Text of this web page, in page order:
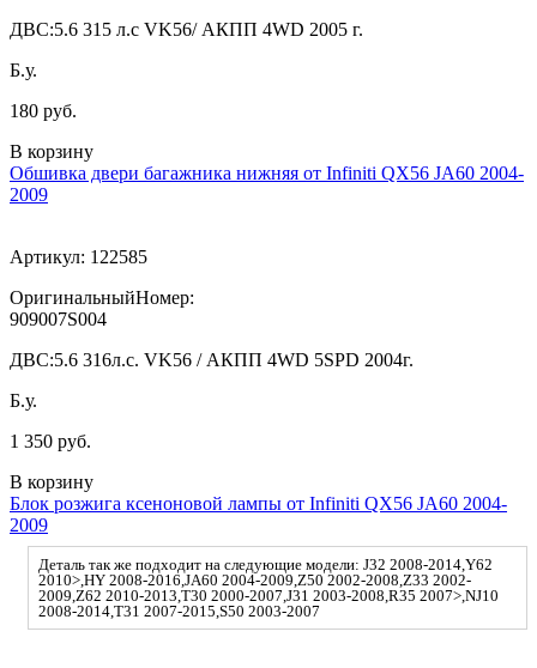
ДВС:5.6 315 л.с VK56/ АКПП 4WD 2005 г.
Б.у.
180 руб.
В корзину
Обшивка двери багажника нижняя от Infiniti QX56 JA60 2004-
2009
Артикул: 122585
ОригинальныйНомер:
909007S004
ДВС:5.6 316л.с. VK56 / АКПП 4WD 5SPD 2004г.
Б.у.
1 350 руб.
В корзину
Блок розжига ксеноновой лампы от Infiniti QX56 JA60 2004-
2009
Деталь так же подходит на следующие модели: J32 2008-2014,Y62
2010>,HY 2008-2016,JA60 2004-2009,Z50 2002-2008,Z33 2002-
2009,Z62 2010-2013,T30 2000-2007,J31 2003-2008,R35 2007>,NJ10
2008-2014,T31 2007-2015,S50 2003-2007